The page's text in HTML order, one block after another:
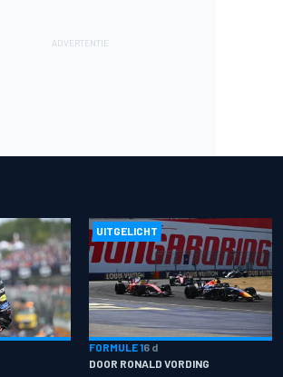
UITGELICHT
FORMULE 16 d
DOOR RONALD VORDING